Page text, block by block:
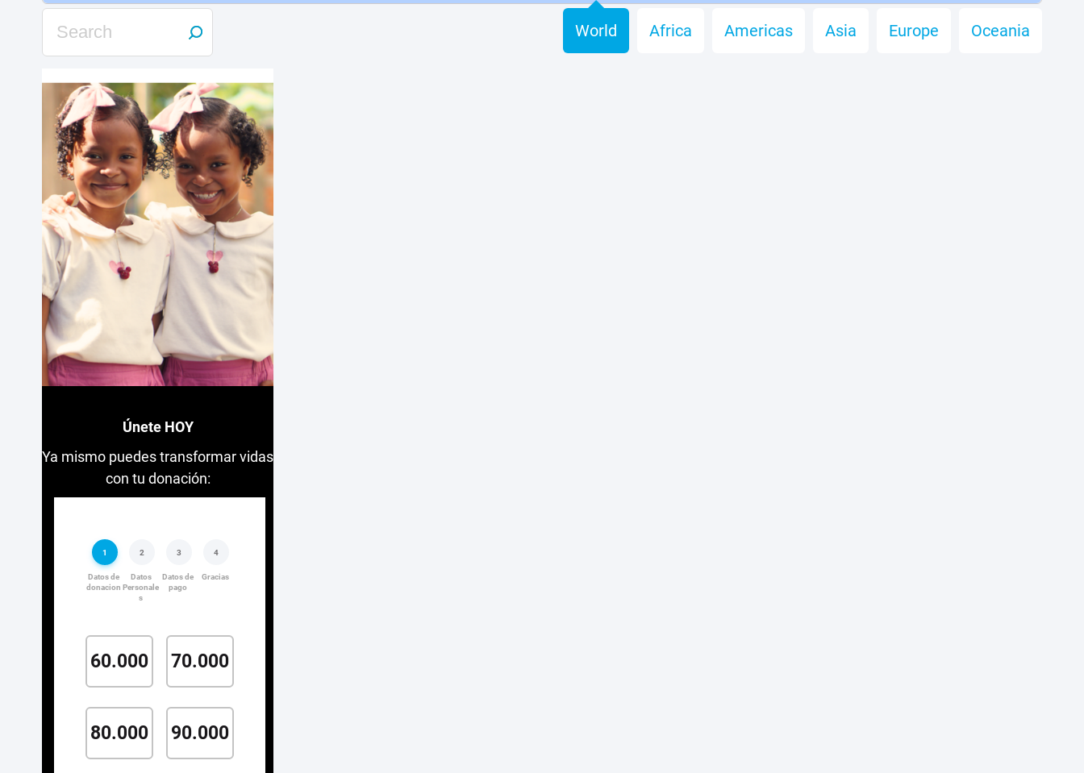
World Africa Americas Asia Europe Oceania
Únete HOY
Ya mismo puedes transformar vidas
con tu donación: